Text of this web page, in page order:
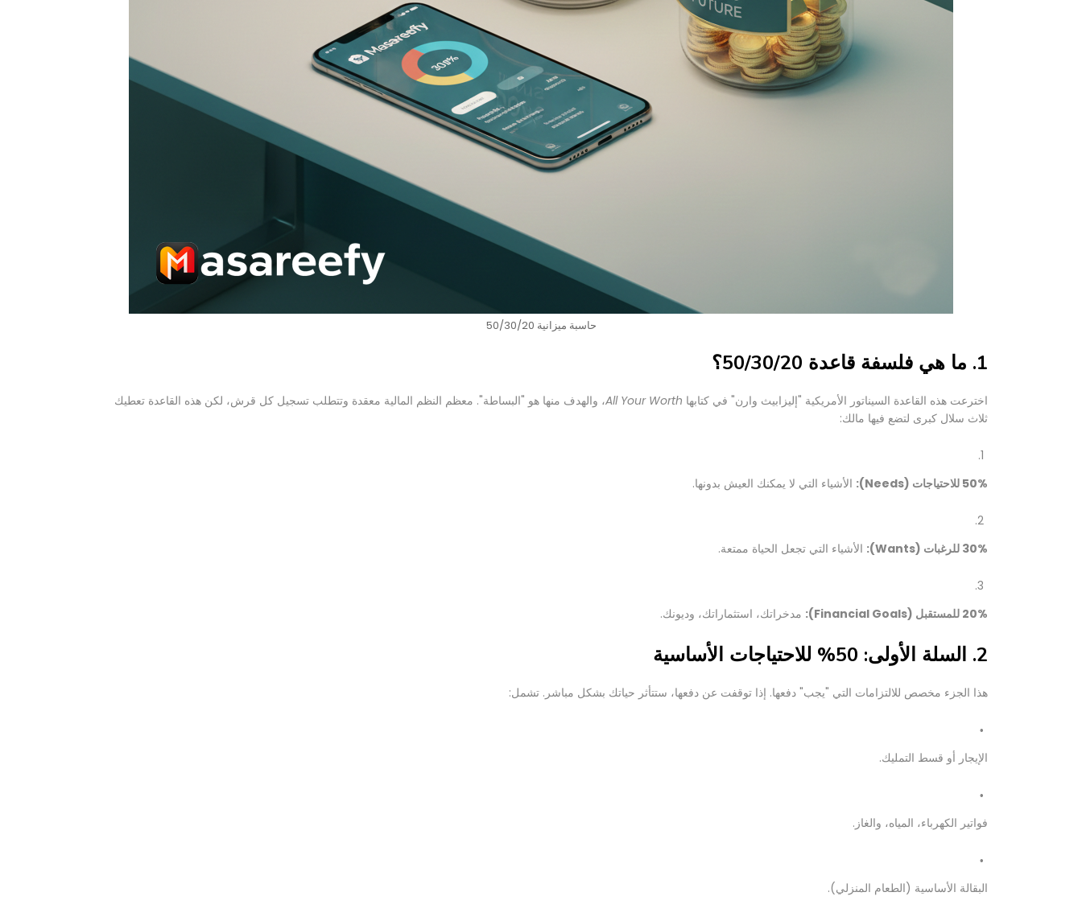
حاسبة ميزانية 50/30/20
1. ما هي فلسفة قاعدة 50/30/20؟
اخترعت هذه القاعدة السيناتور الأمريكية "إليزابيث وارن" في كتابها All Your Worth، والهدف منها هو "البساطة". معظم النظم المالية معقدة وتتطلب تسجيل كل قرش، لكن هذه القاعدة تعطيك
ثلاث سلال كبرى لتضع فيها مالك:
50% للاحتياجات (Needs): الأشياء التي لا يمكنك العيش بدونها.
30% للرغبات (Wants): الأشياء التي تجعل الحياة ممتعة.
20% للمستقبل (Financial Goals): مدخراتك، استثماراتك، وديونك.
2. السلة الأولى: 50% للاحتياجات الأساسية
هذا الجزء مخصص للالتزامات التي "يجب" دفعها. إذا توقفت عن دفعها، ستتأثر حياتك بشكل مباشر. تشمل:
الإيجار أو قسط التمليك.
فواتير الكهرباء، المياه، والغاز.
البقالة الأساسية (الطعام المنزلي).